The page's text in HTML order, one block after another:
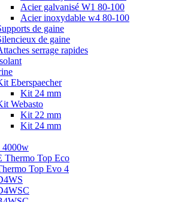
Acier galvanisé W1 80-100
Acier inoxydable w4 80-100
de gaine
de gaine
serrage rapides
Eberspaecher
Kit 24 mm
Webasto
Kit 22 mm
Kit 24 mm
4000w
Thermo Top Eco
Top Evo 4